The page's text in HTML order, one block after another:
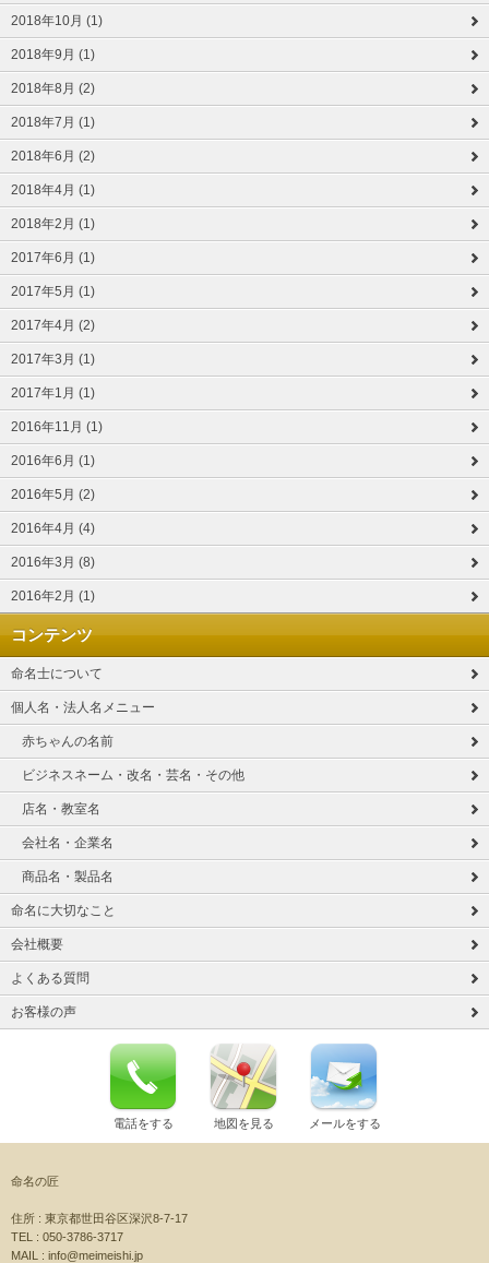
2018年10月 (1)
2018年9月 (1)
2018年8月 (2)
2018年7月 (1)
2018年6月 (2)
2018年4月 (1)
2018年2月 (1)
2017年6月 (1)
2017年5月 (1)
2017年4月 (2)
2017年3月 (1)
2017年1月 (1)
2016年11月 (1)
2016年6月 (1)
2016年5月 (2)
2016年4月 (4)
2016年3月 (8)
2016年2月 (1)
コンテンツ
命名士について
個人名・法人名メニュー
赤ちゃんの名前
ビジネスネーム・改名・芸名・その他
店名・教室名
会社名・企業名
商品名・製品名
命名に大切なこと
会社概要
よくある質問
お客様の声
電話をする 地図を見る メールをする
命名の匠
住所 : 東京都世田谷区深沢8-7-17
TEL : 050-3786-3717
MAIL : info@meimeishi.jp